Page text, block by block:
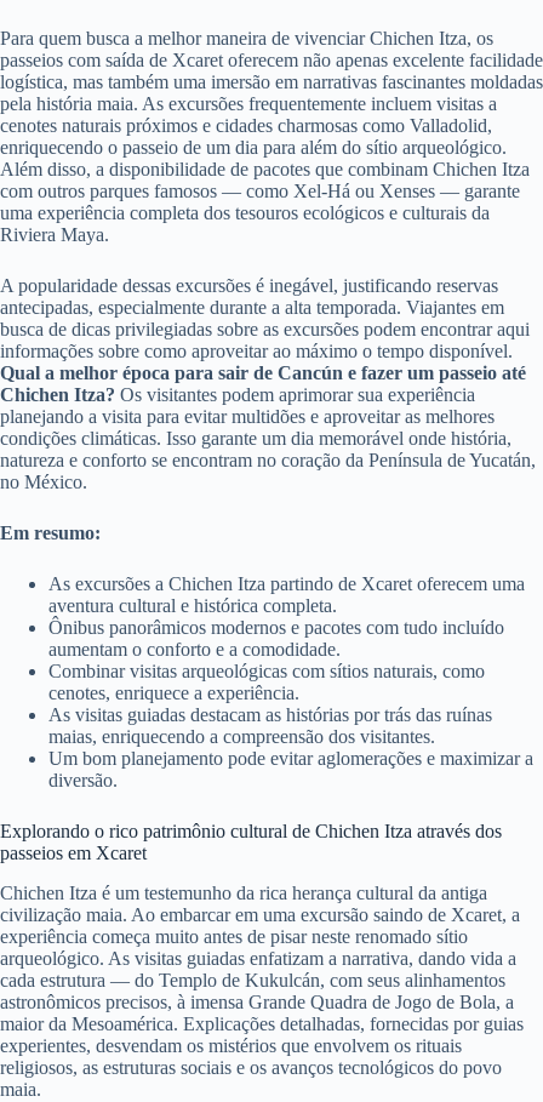
Para quem busca a melhor maneira de vivenciar Chichen Itza, os
passeios com saída de Xcaret oferecem não apenas excelente facilidade
logística, mas também uma imersão em narrativas fascinantes moldadas
pela história maia. As excursões frequentemente incluem visitas a
cenotes naturais próximos e cidades charmosas como Valladolid,
enriquecendo o passeio de um dia para além do sítio arqueológico.
Além disso, a disponibilidade de pacotes que combinam Chichen Itza
com outros parques famosos — como Xel-Há ou Xenses — garante
uma experiência completa dos tesouros ecológicos e culturais da
Riviera Maya.
A popularidade dessas excursões é inegável, justificando reservas
antecipadas, especialmente durante a alta temporada. Viajantes em
busca de dicas privilegiadas sobre as excursões podem encontrar aqui
informações sobre como aproveitar ao máximo o tempo disponível.
Qual a melhor época para sair de Cancún e fazer um passeio até
Chichen Itza? Os visitantes podem aprimorar sua experiência
planejando a visita para evitar multidões e aproveitar as melhores
condições climáticas. Isso garante um dia memorável onde história,
natureza e conforto se encontram no coração da Península de Yucatán,
no México.
Em resumo:
As excursões a Chichen Itza partindo de Xcaret oferecem uma
aventura cultural e histórica completa.
Ônibus panorâmicos modernos e pacotes com tudo incluído
aumentam o conforto e a comodidade.
Combinar visitas arqueológicas com sítios naturais, como
cenotes, enriquece a experiência.
As visitas guiadas destacam as histórias por trás das ruínas
maias, enriquecendo a compreensão dos visitantes.
Um bom planejamento pode evitar aglomerações e maximizar a
diversão.
Explorando o rico patrimônio cultural de Chichen Itza através dos
passeios em Xcaret
Chichen Itza é um testemunho da rica herança cultural da antiga
civilização maia. Ao embarcar em uma excursão saindo de Xcaret, a
experiência começa muito antes de pisar neste renomado sítio
arqueológico. As visitas guiadas enfatizam a narrativa, dando vida a
cada estrutura — do Templo de Kukulcán, com seus alinhamentos
astronômicos precisos, à imensa Grande Quadra de Jogo de Bola, a
maior da Mesoamérica. Explicações detalhadas, fornecidas por guias
experientes, desvendam os mistérios que envolvem os rituais
religiosos, as estruturas sociais e os avanços tecnológicos do povo
maia.